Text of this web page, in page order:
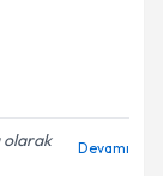
olarak
Devamı